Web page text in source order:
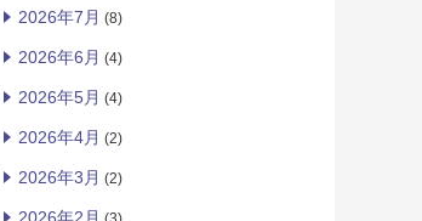
2026年7月 (8)
2026年6月 (4)
2026年5月 (4)
2026年4月 (2)
2026年3月 (2)